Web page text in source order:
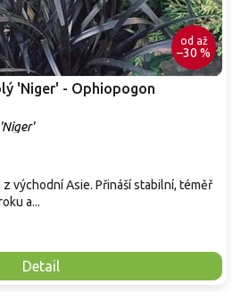
od až
–30 %
Detail
východní Asie. Přináší stabilní, téměř
a...